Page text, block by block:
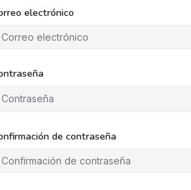
electrónico
de contraseña